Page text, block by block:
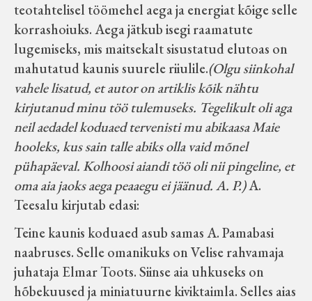
teotahtelisel töömehel aega ja energiat kõige selle
korrashoiuks. Aega jätkub isegi raamatute
lugemiseks, mis maitsekalt sisustatud elutoas on
mahutatud kaunis suurele riiulile.(Olgu siinkohal
vahele lisatud, et autor on artiklis kõik nähtu
kirjutanud minu töö tulemuseks. Tegelikult oli aga
neil aedadel koduaed tervenisti mu abikaasa Maie
hooleks, kus sain talle abiks olla vaid mõnel
pühapäeval. Kolhoosi aiandi töö oli nii pingeline, et
oma aia jaoks aega peaaegu ei jäänud. A. P.)A.
Teesalu kirjutab edasi:
Teine kaunis koduaed asub samas A. Pamabasi
naabruses. Selle omanikuks on Velise rahvamaja
juhataja Elmar Toots. Siinse aia uhkuseks on
hõbekuused ja miniatuurne kiviktaimla. Selles aias